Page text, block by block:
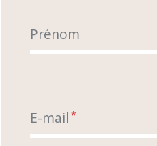
Prénom
E-mail *